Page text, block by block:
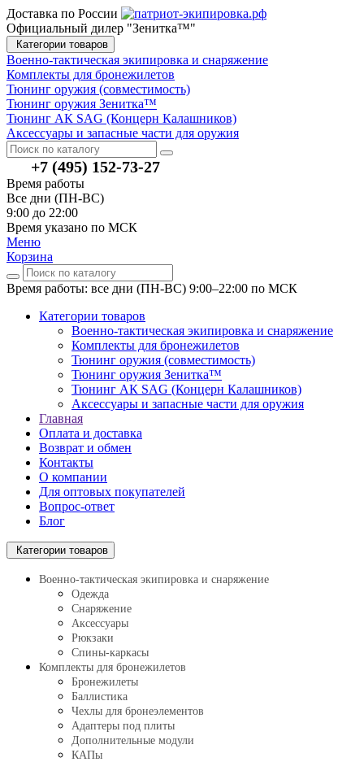
Доставка по России
Официальный дилер "Зенитка™"
Категории товаров
Военно-тактическая экипировка и снаряжение
Комплекты для бронежилетов
Тюнинг оружия (совместимость)
Тюнинг оружия Зенитка™
Тюнинг АК SAG (Концерн Калашников)
Аксессуары и запасные части для оружия
+7 (495) 152-73-27
Время работы
Все дни (ПН-ВС)
9:00 до 22:00
Время указано по МСК
Меню
Корзина
Время работы: все дни (ПН-ВС) 9:00–22:00 по МСК
Категории товаров
Военно-тактическая экипировка и снаряжение
Комплекты для бронежилетов
Тюнинг оружия (совместимость)
Тюнинг оружия Зенитка™
Тюнинг АК SAG (Концерн Калашников)
Аксессуары и запасные части для оружия
Главная
Оплата и доставка
Возврат и обмен
Контакты
О компании
Для оптовых покупателей
Вопрос-ответ
Блог
Категории товаров
Военно-тактическая экипировка и снаряжение
Одежда
Снаряжение
Аксессуары
Рюкзаки
Спины-каркасы
Комплекты для бронежилетов
Бронежилеты
Баллистика
Чехлы для бронеэлементов
Адаптеры под плиты
Дополнительные модули
КАПы